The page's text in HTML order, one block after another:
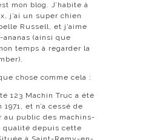
mon blog. J’habite à
j’ai un super chien
Russell, et j’aime
ananas (ainsi que
temps à regarder la
chose comme cela :
123 Machin Truc a été
1971, et n’a cessé de
au public des machins-
qualité depuis cette